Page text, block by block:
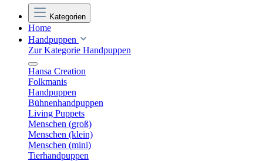
Kategorien
Home
Handpuppen
Zur Kategorie Handpuppen
Hansa Creation
Folkmanis
Handpuppen
Bühnenhandpuppen
Living Puppets
Menschen (groß)
Menschen (klein)
Menschen (mini)
Tierhandpuppen